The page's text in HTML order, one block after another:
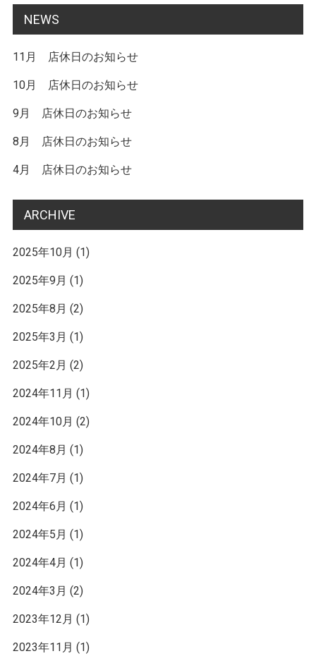
の
記
事
へ
の
リ
ン
NEWS
11月 店休日のお知らせ
10月 店休日のお知らせ
9月 店休日のお知らせ
8月 店休日のお知らせ
4月 店休日のお知らせ
ARCHIVE
2025年10月 (1)
2025年9月 (1)
2025年8月 (2)
2025年3月 (1)
2025年2月 (2)
2024年11月 (1)
2024年10月 (2)
2024年8月 (1)
2024年7月 (1)
2024年6月 (1)
2024年5月 (1)
2024年4月 (1)
2024年3月 (2)
2023年12月 (1)
2023年11月 (1)